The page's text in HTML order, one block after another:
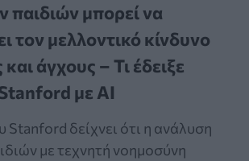
παιδιών μπορεί να
τον μελλοντικό κίνδυνο
άγχους – Τι έδειξε
με AI
Stanford δείχνει ότι η ανάλυση
με τεχνητή νοημοσύνη